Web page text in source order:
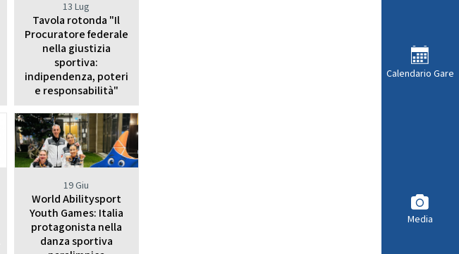
Calendario Gare
Media
13 Lug
Tavola rotonda "Il
Procuratore federale
nella giustizia
sportiva:
indipendenza, poteri
e responsabilità"
19 Giu
World Abilitysport
Youth Games: Italia
protagonista nella
danza sportiva